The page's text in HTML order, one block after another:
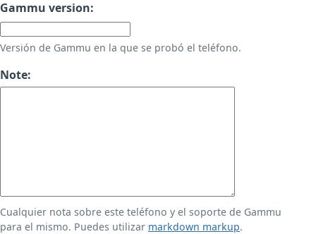
Gammu version:
Versión de Gammu en la que se probó el teléfono.
Note:
Cualquier nota sobre este teléfono y el soporte de Gammu
para el mismo. Puedes utilizar markdown markup.